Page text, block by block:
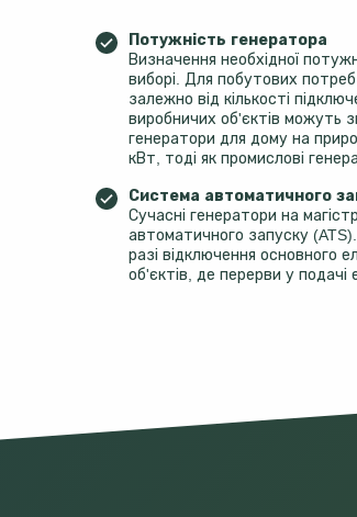
Потужність генератора
Визначення необхідної
виборі. Для побутових
залежно від кількості
виробничих об'єктів можуть
генератори для дому на
кВт, тоді як промислові
Система автоматичного
Сучасні генератори на
автоматичного запуску
разі відключення основного
об'єктів, де перерви у подачі